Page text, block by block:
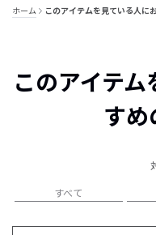
ホーム このアイテムを見ている人に
このアイテ
すめ
すべて